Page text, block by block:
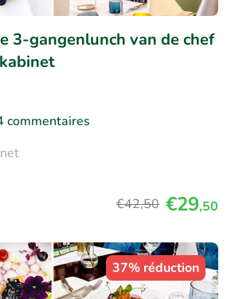
3-gangenlunch van de chef
commentaires
€42,50 €29,50
37% réduction